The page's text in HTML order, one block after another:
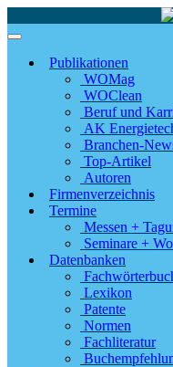
Publikationen
WOMag
WOClean
Beruf und
AK
Branchen-
Top-Artikel
Autoren
Firmenverzeichnis
Termine
Messen +
Seminare +
Datenbanken
Lexikon
Patente
Normen
Fachliteratur